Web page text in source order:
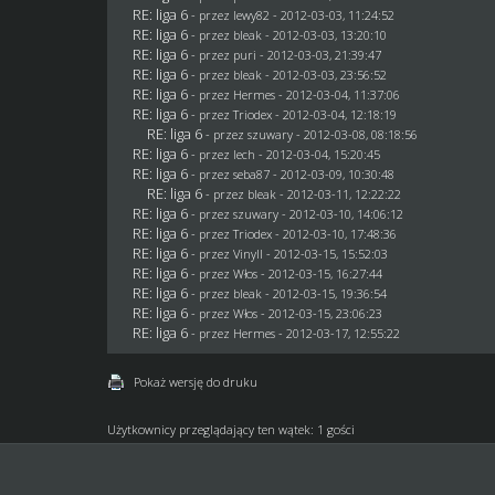
RE: liga 6 - przez lewy82 - 2012-03-03, 11:24:52
RE: liga 6 - przez bleak - 2012-03-03, 13:20:10
RE: liga 6 - przez puri - 2012-03-03, 21:39:47
RE: liga 6 - przez bleak - 2012-03-03, 23:56:52
RE: liga 6 - przez Hermes - 2012-03-04, 11:37:06
RE: liga 6 - przezTriodex - 2012-03-04, 12:18:19
RE: liga 6 - przez szuwary - 2012-03-08, 08:18:56
RE: liga 6 - przez lech - 2012-03-04, 15:20:45
RE: liga 6 - przezseba87 - 2012-03-09, 10:30:48
RE: liga 6 - przez bleak - 2012-03-11, 12:22:22
RE: liga 6 - przez szuwary - 2012-03-10, 14:06:12
RE: liga 6 - przezTriodex - 2012-03-10, 17:48:36
RE: liga 6 - przez Vinyll - 2012-03-15, 15:52:03
RE: liga 6 - przezWłos - 2012-03-15, 16:27:44
RE: liga 6 - przez bleak - 2012-03-15, 19:36:54
RE: liga 6 - przezWłos - 2012-03-15, 23:06:23
RE: liga 6 - przez Hermes - 2012-03-17, 12:55:22
Pokaż wersję do druku
Użytkownicy przeglądający ten wątek: 1 gości